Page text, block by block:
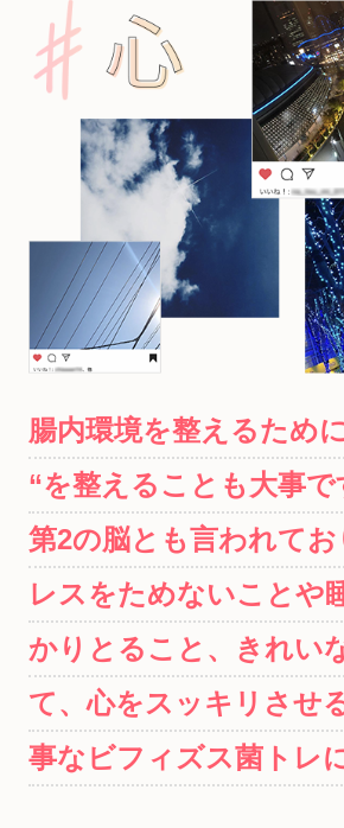
腸内環境を整えるため
“を整えることも大事で
第2の脳とも言われてお
レスをためないことや
かりとること、きれい
て、心をスッキリさせ
事なビフィズス菌トレ